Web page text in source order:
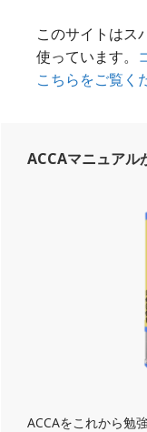
このサイトはス
使っています。
こちらをご覧く
Primary
ACCAマニュアル
ACCAをこれから勉